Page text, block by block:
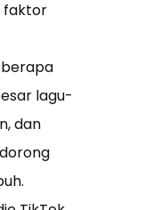
faktor
lagu-
dan